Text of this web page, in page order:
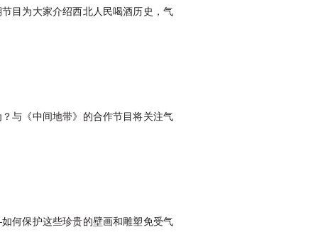
目为大家介绍西北人民喝酒历史，气
与《中间地带》的合作节目将关注气
何保护这些珍贵的壁画和雕塑免受气